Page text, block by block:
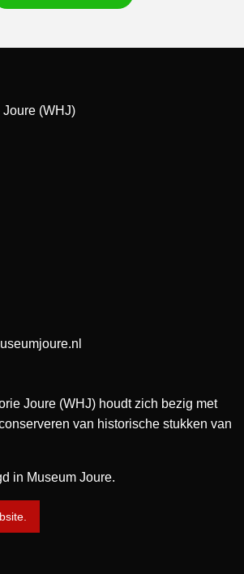
(WHJ)
Joure (WHJ) houdt zich bezig met
van historische stukken van
in Museum Joure.